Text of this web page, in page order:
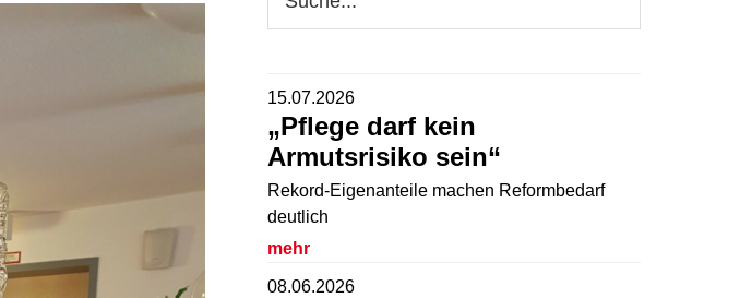
durchsuchen
15.07.2026
„Pflege darf kein
Armutsrisiko sein“
Rekord-Eigenanteile machen Reformbedarf
deutlich
mehr
08.06.2026